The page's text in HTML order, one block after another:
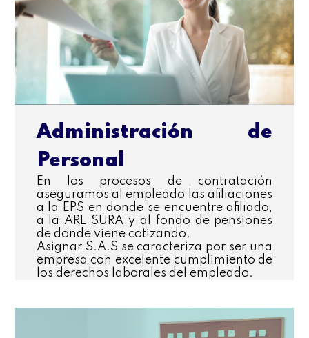
Administración de
Personal
En los procesos de contratación
aseguramos al empleado las afiliaciones
a la EPS en donde se encuentre afiliado,
a la ARL SURA y al fondo de pensiones
de donde viene cotizando.
Asignar S.A.S se caracteriza por ser una
empresa con excelente cumplimiento de
los derechos laborales del empleado.